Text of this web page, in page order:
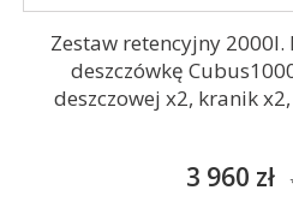
Zestaw retencyjny
deszczówkę
deszczowej x2, kranik
3 960 zł